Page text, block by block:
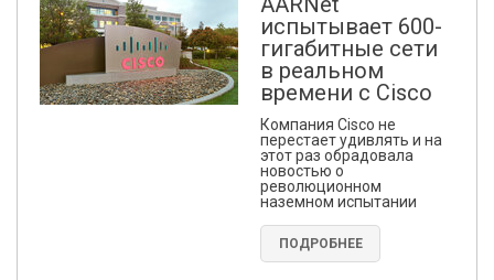
испытывает 600-
гигабитные сети
в реальном
времени с Cisco
Компания Cisco не
перестает удивлять и на
этот раз обрадовала
новостью о
революционном
наземном испытании
ПОДРОБНЕЕ